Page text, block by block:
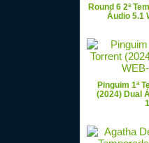
Round 6 2ª
Áudio 5.1
Pinguim 1ª
(2024) Dual